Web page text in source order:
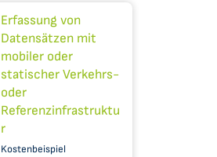
Erfassung von
Datensätzen mit
mobiler oder
statischer Verkehrs-
oder
Referenzinfrastruktu
r
Kostenbeispiel